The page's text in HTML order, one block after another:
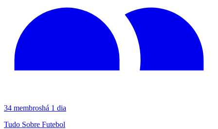
34 membroshá 1 dia
Tudo Sobre Futebol